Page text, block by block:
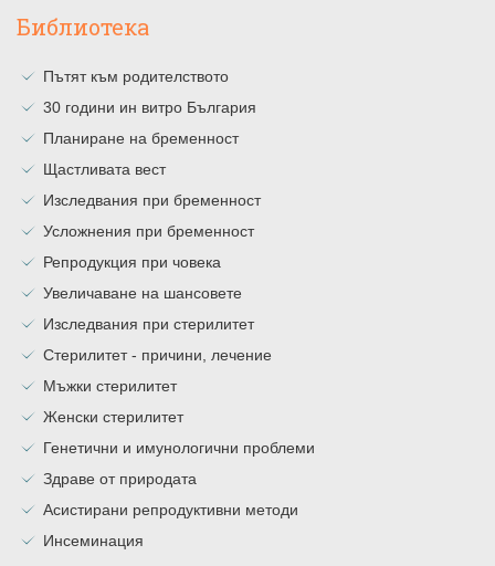
Библиотека
Пътят към родителството
30 години ин витро България
Планиране на бременност
Щастливата вест
Изследвания при бременност
Усложнения при бременност
Репродукция при човека
Увеличаване на шансовете
Изследвания при стерилитет
Стерилитет - причини, лечение
Мъжки стерилитет
Женски стерилитет
Генетични и имунологични проблеми
Здраве от природата
Асистирани репродуктивни методи
Инсеминация